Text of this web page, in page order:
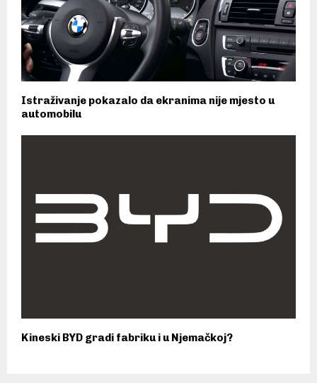
Istraživanje pokazalo da ekranima nije mjesto u
automobilu
Kineski BYD gradi fabriku i u Njemačkoj?